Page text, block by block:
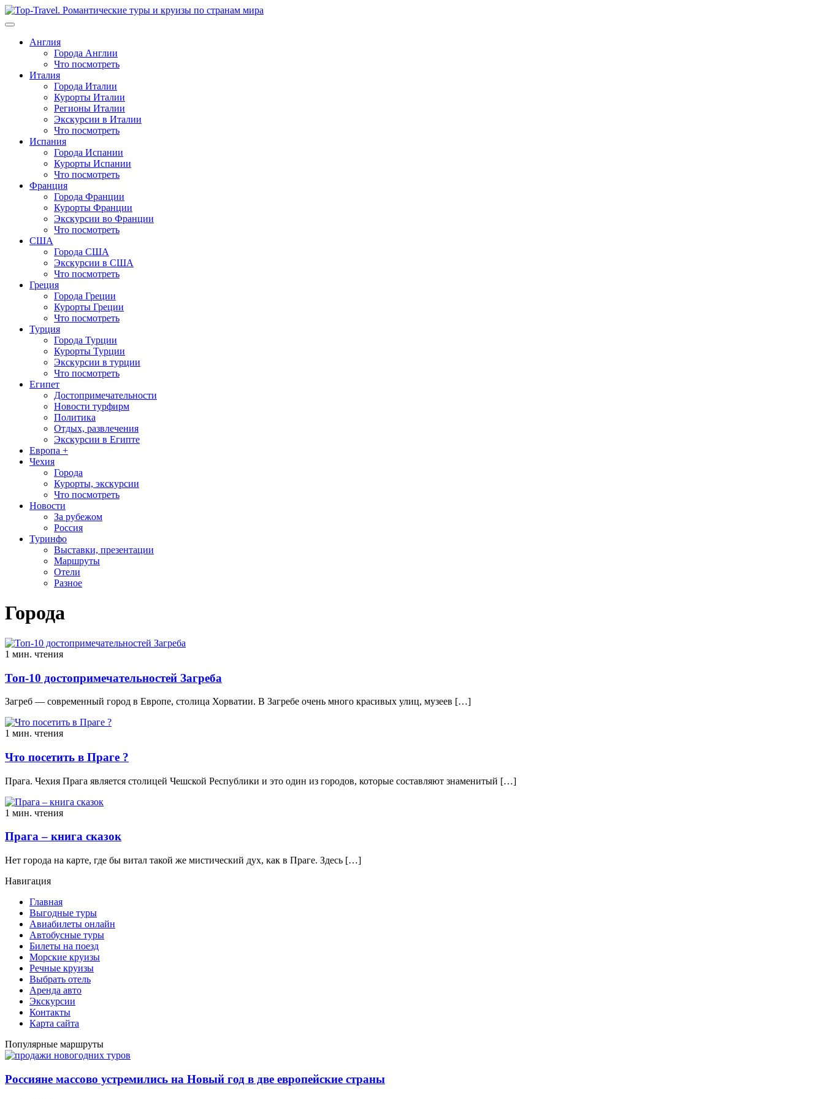
Перейти
к
Англия
Города Англии
Что посмотреть
Италия
Города Италии
Курорты Италии
Регионы Италии
Экскурсии в Италии
Что посмотреть
Испания
Города Испании
Курорты Испании
Что посмотреть
Франция
Города Франции
Курорты Франции
Экскурсии во Франции
Что посмотреть
США
Города США
Экскурсии в США
Что посмотреть
Греция
Города Греции
Курорты Греции
Что посмотреть
Турция
Города Турции
Курорты Турции
Экскурсии в турции
Что посмотреть
Египет
Достопримечательности
Новости турфирм
Политика
Отдых, развлечения
Экскурсии в Египте
Европа +
Чехия
Города
Курорты, экскурсии
Что посмотреть
Новости
За рубежом
Россия
Туринфо
Выставки, презентации
Маршруты
Отели
Разное
Города
1 мин. чтения
Топ-10 достопримечательностей Загреба
Загреб — современный город в Европе, cтолица Хорватии. В Загребе очень много красивых улиц, музеев […]
1 мин. чтения
Что посетить в Праге ?
Прага. Чехия Прага является столицей Чешской Республики и это один из городов, которые составляют знаменитый […]
1 мин. чтения
Прага – книга сказок
Нет города на карте, где бы витал такой же мистический дух, как в Праге. Здесь […]
Навигация
Главная
Выгодные туры
Авиабилеты онлайн
Автобусные туры
Билеты на поезд
Морские круизы
Речные круизы
Выбрать отель
Аренда авто
Экскурсии
Контакты
Карта сайта
Популярные маршруты
Россияне массово устремились на Новый год в две европейские страны